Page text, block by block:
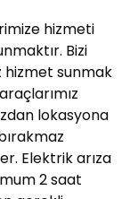
hizmeti
Bizi
hizmet sunmak
lokasyona
Elektrik arıza
2 saat